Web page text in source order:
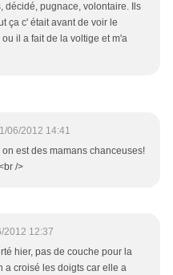
décidé, pugnace, volontaire. Ils
ça c' était avant de voir le
il a fait de la voltige et m'a
06/2012 14:41
on est des mamans chanceuses!
/>
2012 12:37
hier, pas de couche pour la
a croisé les doigts car elle a